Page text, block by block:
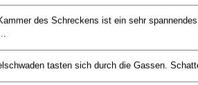
des Schreckens ist ein sehr
tasten sich durch die Gassen.